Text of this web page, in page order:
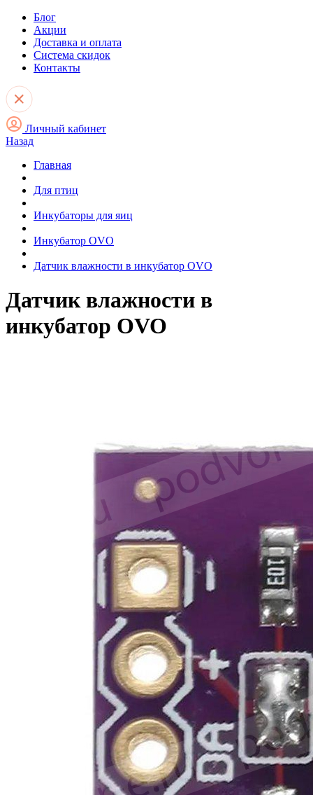
Блог
Акции
Доставка и оплата
Система скидок
Контакты
Личный кабинет
Назад
Главная
Для птиц
Инкубаторы для яиц
Инкубатор OVO
Датчик влажности в инкубатор OVO
Датчик влажности в
инкубатор OVO